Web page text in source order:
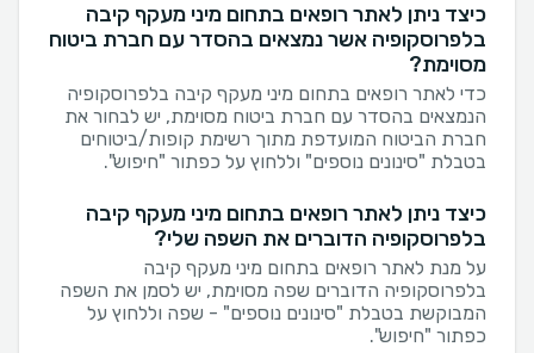
כיצד ניתן לאתר רופאים בתחום מיני מעקף קיבה
בלפרוסקופיה אשר נמצאים בהסדר עם חברת ביטוח
מסוימת?
כדי לאתר רופאים בתחום מיני מעקף קיבה בלפרוסקופיה
הנמצאים בהסדר עם חברת ביטוח מסוימת, יש לבחור את
חברת הביטוח המועדפת מתוך רשימת קופות/ביטוחים
בטבלת "סינונים נוספים" וללחוץ על כפתור "חיפוש".
כיצד ניתן לאתר רופאים בתחום מיני מעקף קיבה
בלפרוסקופיה הדוברים את השפה שלי?
על מנת לאתר רופאים בתחום מיני מעקף קיבה
בלפרוסקופיה הדוברים שפה מסוימת, יש לסמן את השפה
המבוקשת בטבלת "סינונים נוספים" - שפה וללחוץ על
כפתור "חיפוש".